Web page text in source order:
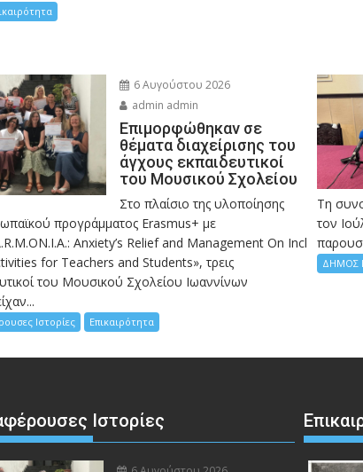
6 Αυγούστου 2026
admin admin
Eπιμορφώθηκαν σε
θέματα διαχείρισης του
άγχους εκπαιδευτικοί
του Μουσικού Σχολείου
Στο πλαίσιο της υλοποίησης
προγράμματος Erasmus+ με
Anxiety’s Relief and Management On Incl
for Teachers and Students», τρεις
του Μουσικού Σχολείου Ιωαννίνων
Ιστορίες Επικαιρότητα
Τη
τον
ΔΗΜΟΣ
Ιστορίες